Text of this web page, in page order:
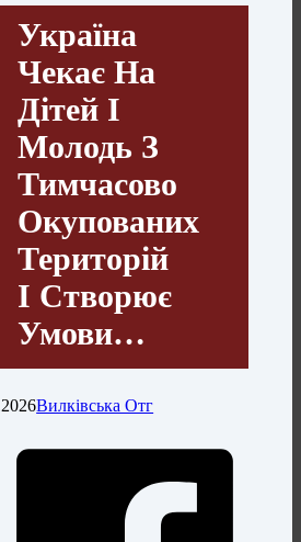
Україна
Чекає На
Дітей І
Молодь З
Тимчасово
Окупованих
Територій
І Створює
Умови…
Вилківська Отг